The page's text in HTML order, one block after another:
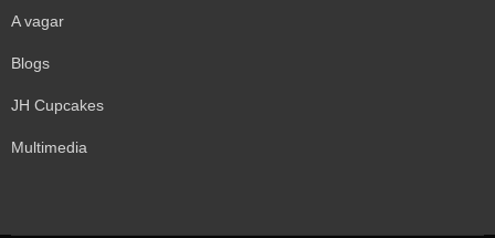
A vagar
Blogs
JH Cupcakes
Multimedia